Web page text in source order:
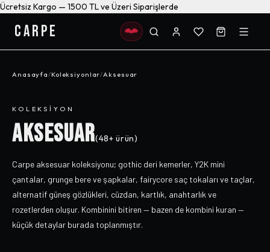
Ücretsiz Kargo — 1500 TL ve Üzeri Siparişlerde
CARPE
Anasayfa/Koleksiyonlar/Aksesuar
KOLEKSIYON
AKSESUAR(48+ ürün)
Carpe aksesuar koleksiyonu; gothic deri kemerler, Y2K mini
çantalar, grunge bere ve şapkalar, fairycore saç tokaları ve taçlar,
alternatif güneş gözlükleri, cüzdan, kartlık, anahtarlık ve
rozetlerden oluşur. Kombinini bitiren — bazen de kombini kuran —
küçük detaylar burada toplanmıştır.